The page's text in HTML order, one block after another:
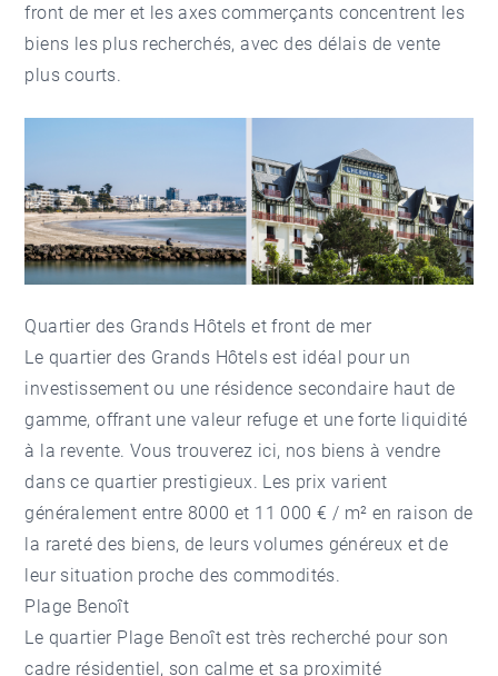
front de mer et les axes commerçants concentrent les
biens les plus recherchés, avec des délais de vente
plus courts.
Quartier des Grands Hôtels et front de mer
Le quartier des Grands Hôtels est idéal pour un
investissement ou une résidence secondaire haut de
gamme, offrant une valeur refuge et une forte liquidité
à la revente. Vous trouverez ici, nos biens à vendre
dans ce quartier prestigieux. Les prix varient
généralement entre 8000 et 11 000 € / m² en raison de
la rareté des biens, de leurs volumes généreux et de
leur situation proche des commodités.
Plage Benoît
Le quartier Plage Benoît est très recherché pour son
cadre résidentiel, son calme et sa proximité